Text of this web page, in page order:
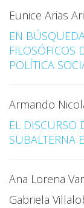
Eunice Arias
EN
FILOSÓFICOS
POLÍTICA
Armando
EL DISCURSO
SUBALTERNA
Ana Lorena
Gabriela